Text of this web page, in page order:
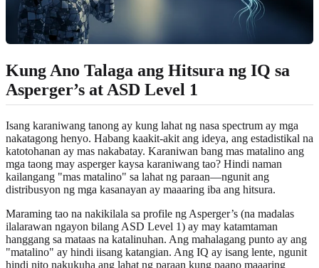
Kung Ano Talaga ang Hitsura ng IQ sa
Asperger’s at ASD Level 1
Isang karaniwang tanong ay kung lahat ng nasa spectrum ay mga
nakatagong henyo. Habang kaakit-akit ang ideya, ang estadistikal na
katotohanan ay mas nakabatay. Karaniwan bang mas matalino ang
mga taong may asperger kaysa karaniwang tao? Hindi naman
kailangang "mas matalino" sa lahat ng paraan—ngunit ang
distribusyon ng mga kasanayan ay maaaring iba ang hitsura.
Maraming tao na nakikilala sa profile ng Asperger’s (na madalas
ilalarawan ngayon bilang ASD Level 1) ay may katamtaman
hanggang sa mataas na katalinuhan. Ang mahalagang punto ay ang
"matalino" ay hindi iisang katangian. Ang IQ ay isang lente, ngunit
hindi nito nakukuha ang lahat ng paraan kung paano maaaring